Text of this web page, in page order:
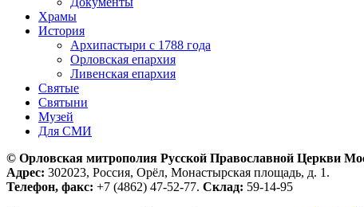
Храмы
История
Архипастыри с 1788 года
Орловская епархия
Ливенская епархия
Святые
Святыни
Музей
Для СМИ
© Орловская митрополия Русской Православной Церкви
Адрес: 302023, Россия, Орёл, Монастырская площадь, д. 1.
Телефон, факс: +7 (4862) 47-52-77. Склад: 59-14-95